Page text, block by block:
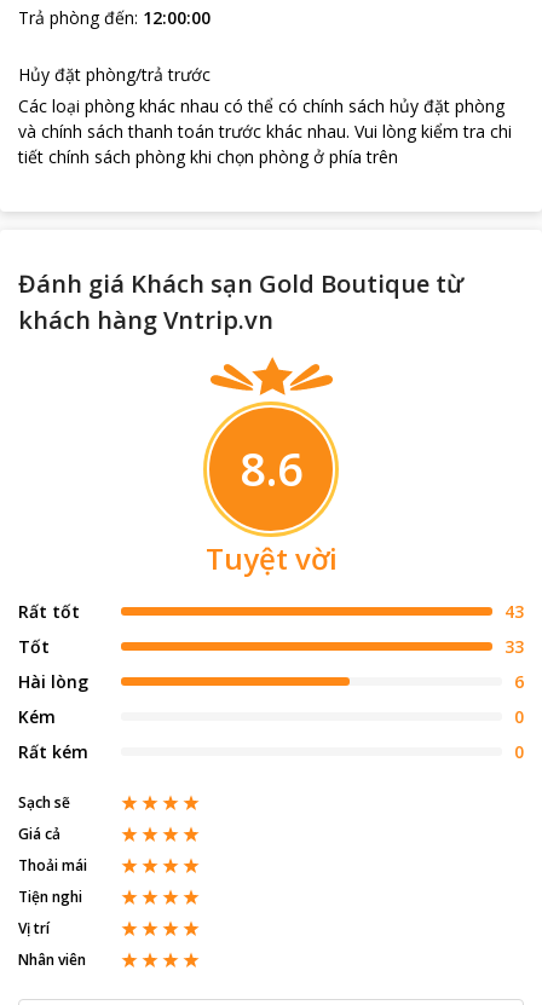
Trả phòng đến: 12:00:00
Hủy đặt phòng/trả trước
Các loại phòng khác nhau có thể có chính sách hủy đặt phòng
và chính sách thanh toán trước khác nhau. Vui lòng kiểm tra chi
tiết chính sách phòng khi chọn phòng ở phía trên
Đánh giá Khách sạn Gold Boutique từ
khách hàng Vntrip.vn
8.6
Tuyệt vời
Rất tốt
43
Tốt
33
Hài lòng
6
Kém
0
Rất kém
0
Sạch sẽ
Giá cả
Thoải mái
Tiện nghi
Vị trí
Nhân viên